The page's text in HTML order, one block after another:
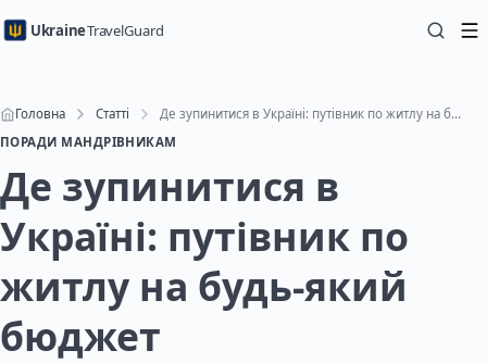
UkraineTravelGuard
Головна Статті
Де зупинитися в Україні: путівник по житлу на будь-який бюджет
ПОРАДИ МАНДРІВНИКАМ
Де зупинитися в
Україні: путівник по
житлу на будь-який
бюджет